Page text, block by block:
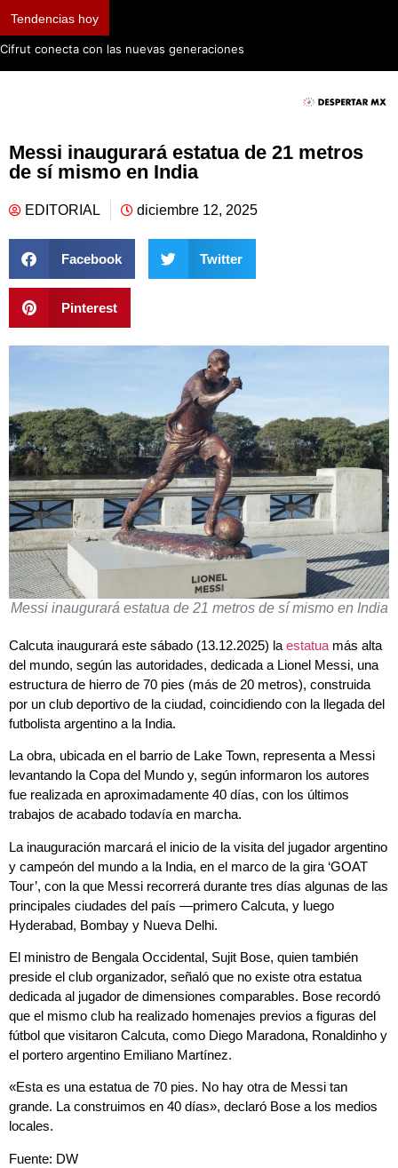
Tendencias hoy
Cifrut conecta con las nuevas generaciones
Messi inaugurará estatua de 21 metros
de sí mismo en India
EDITORIAL diciembre 12, 2025
Facebook Twitter
Pinterest
Messi inaugurará estatua de 21 metros de sí mismo en India
Calcuta inaugurará este sábado (13.12.2025) la estatua más alta
del mundo, según las autoridades, dedicada a Lionel Messi, una
estructura de hierro de 70 pies (más de 20 metros), construida
por un club deportivo de la ciudad, coincidiendo con la llegada del
futbolista argentino a la India.
La obra, ubicada en el barrio de Lake Town, representa a Messi
levantando la Copa del Mundo y, según informaron los autores
fue realizada en aproximadamente 40 días, con los últimos
trabajos de acabado todavía en marcha.
La inauguración marcará el inicio de la visita del jugador argentino
y campeón del mundo a la India, en el marco de la gira ‘GOAT
Tour’, con la que Messi recorrerá durante tres días algunas de las
principales ciudades del país —primero Calcuta, y luego
Hyderabad, Bombay y Nueva Delhi.
El ministro de Bengala Occidental, Sujit Bose, quien también
preside el club organizador, señaló que no existe otra estatua
dedicada al jugador de dimensiones comparables. Bose recordó
que el mismo club ha realizado homenajes previos a figuras del
fútbol que visitaron Calcuta, como Diego Maradona, Ronaldinho y
el portero argentino Emiliano Martínez.
«Esta es una estatua de 70 pies. No hay otra de Messi tan
grande. La construimos en 40 días», declaró Bose a los medios
locales.
Fuente: DW